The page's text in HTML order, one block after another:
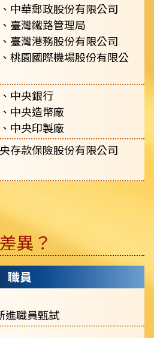
中華郵政股份有限公司
臺灣鐵路管理局
臺灣港務股份有限公司
桃園國際機場股份有限公
中央銀行
中央造幣廠
中央印製廠
存款保險股份有限公司
異？
職員
進職員甄試